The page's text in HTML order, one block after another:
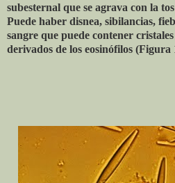
subesternal que se agrava con la
Puede haber disnea, sibilancias,
sangre que puede contener
derivados de los eosinófilos (Figura